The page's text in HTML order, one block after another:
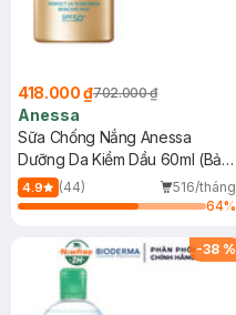
418.000 ₫702.000 ₫
Anessa
Sữa Chống Nắng Anessa
Dưỡng Da Kiềm Dầu 60ml (Bản
Mới)
4.9 (44)
516/tháng
64%
-38 %